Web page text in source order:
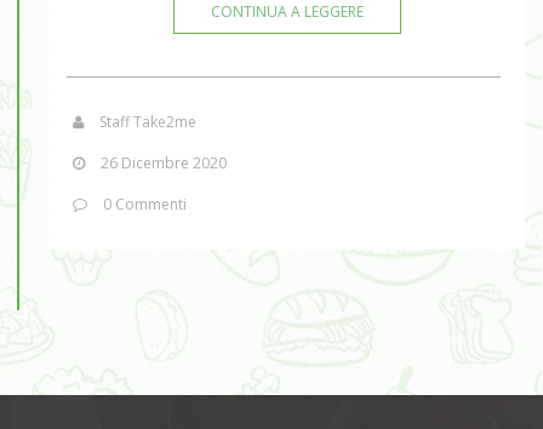
CONTINUA A LEGGERE
Staff Take2me
26 Dicembre 2020
0 Commenti